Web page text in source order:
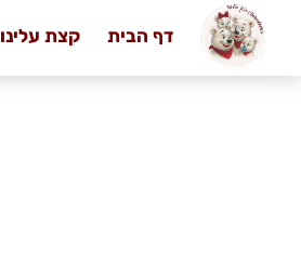
דף הבית קצת עלינו